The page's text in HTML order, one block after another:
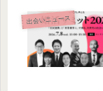
出会いニュース